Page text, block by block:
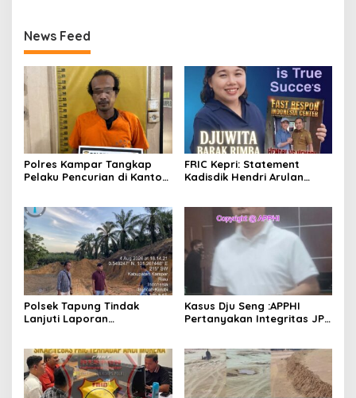
News Feed
Polres Kampar Tangkap
Pelaku Pencurian di Kantor
FRIC Kepri: Statement
Kadisdik Hendri Arulan
Polsek Tapung Tindak
Lanjuti Laporan
Desa Bencah Kelubi
Kasus Dju Seng :APPHI
Pertanyakan Integritas JPU
Jampidsus